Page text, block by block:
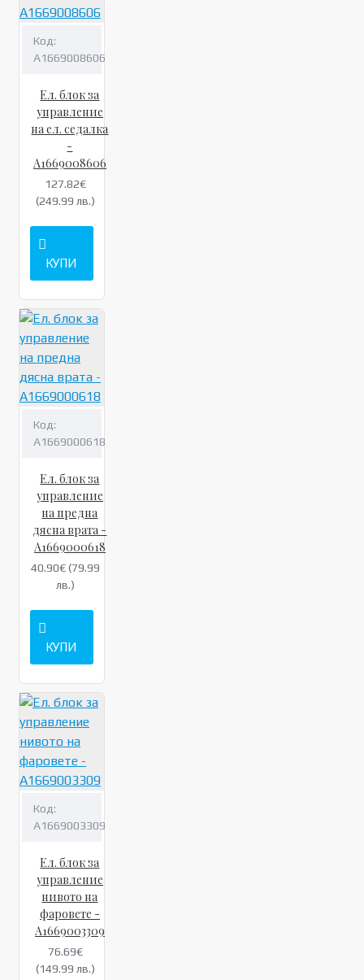
Код:
A1669008606
Ел. блок за
управление
на ел. седалка
-
A1669008606
127.82€
(249.99 лв.)
КУПИ
Код:
A1669000618
Ел. блок за
управление
на предна
дясна врата -
A1669000618
40.90€ (79.99
лв.)
КУПИ
Код:
A1669003309
Ел. блок за
управление
нивото на
фаровете -
A1669003309
76.69€
(149.99 лв.)